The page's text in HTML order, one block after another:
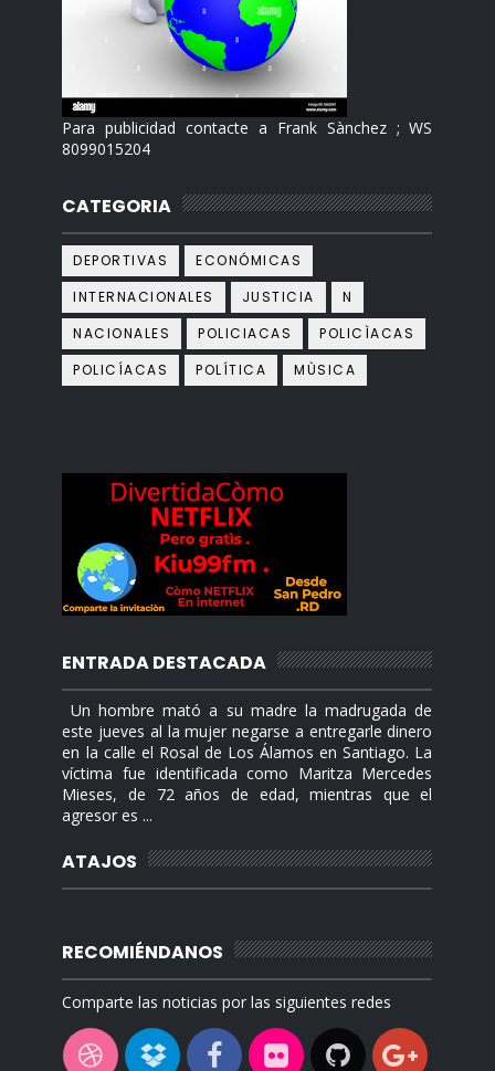
Para publicidad contacte a Frank Sànchez ; WS
8099015204
CATEGORIA
DEPORTIVAS
ECONÓMICAS
INTERNACIONALES
JUSTICIA
N
NACIONALES
POLICIACAS
POLICÌACAS
POLICÍACAS
POLÍTICA MÙSICA
ENTRADA DESTACADA
Un hombre mató a su madre la madrugada de
este jueves al la mujer negarse a entregarle dinero
en la calle el Rosal de Los Álamos en Santiago. La
víctima fue identificada como Maritza Mercedes
Mieses, de 72 años de edad, mientras que el
agresor es ...
ATAJOS
RECOMIÉNDANOS
Comparte las noticias por las siguientes redes